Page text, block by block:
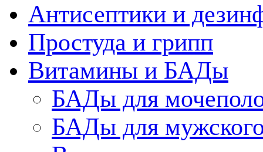
Антисептики и
Простуда и грипп
Витамины и БАДы
БАДы для
БАДы для